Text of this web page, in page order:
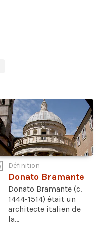
Définition
Donato Bramante
Donato Bramante (c.
1444-1514) était un
architecte italien de
la...